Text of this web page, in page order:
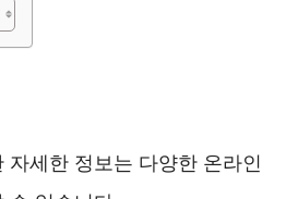
자세한 정보는 다양한 온라인